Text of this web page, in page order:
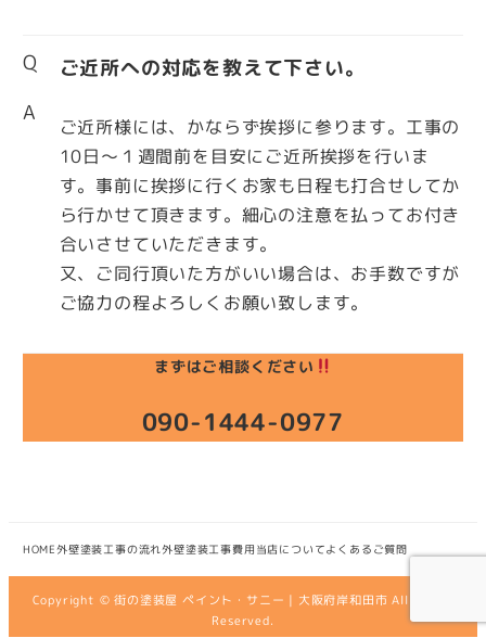
Q
ご近所への対応を教えて下さい。
A
ご近所様には、かならず挨拶に参ります。工事の
10日～１週間前を目安にご近所挨拶を行いま
す。事前に挨拶に行くお家も日程も打合せしてか
ら行かせて頂きます。細心の注意を払ってお付き
合いさせていただきます。
又、ご同行頂いた方がいい場合は、お手数ですが
ご協力の程よろしくお願い致します。
まずはご相談ください
090-1444-0977
HOME外壁塗装工事の流れ外壁塗装工事費用 当店についてよくあるご質問
Copyright © 街の塗装屋 ペイント・サニー | 大阪府岸和田市 All Rights
Reserved.